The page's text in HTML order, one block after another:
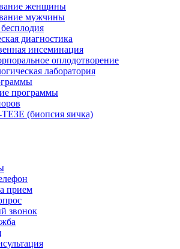
женщины
мужчины
диагностика
инсеминация
оплодотворение
лаборатория
программы
(биопсия яичка)
прием
звонок